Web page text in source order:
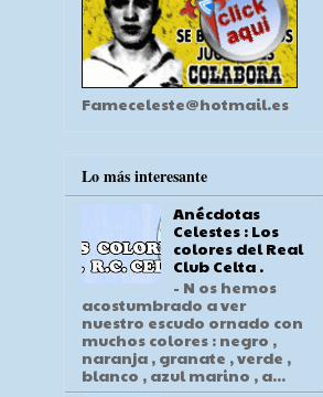
Fameceleste@hotmail.es
Lo más interesante
Anécdotas
Celestes : Los
colores del Real
Club Celta .
- N os hemos
acostumbrado a ver
nuestro escudo ornado con
muchos colores : negro ,
naranja , granate , verde ,
blanco , azul marino , a...